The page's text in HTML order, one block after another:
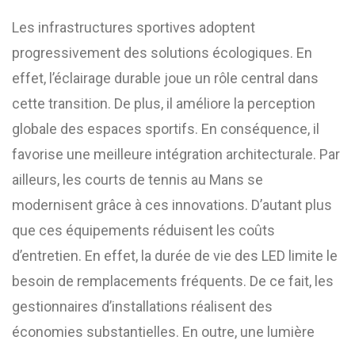
Les infrastructures sportives adoptent
progressivement des solutions écologiques. En
effet, l’éclairage durable joue un rôle central dans
cette transition. De plus, il améliore la perception
globale des espaces sportifs. En conséquence, il
favorise une meilleure intégration architecturale. Par
ailleurs, les courts de tennis au Mans se
modernisent grâce à ces innovations. D’autant plus
que ces équipements réduisent les coûts
d’entretien. En effet, la durée de vie des LED limite le
besoin de remplacements fréquents. De ce fait, les
gestionnaires d’installations réalisent des
économies substantielles. En outre, une lumière